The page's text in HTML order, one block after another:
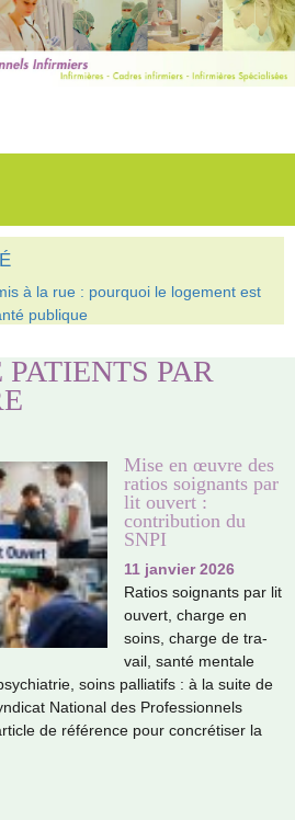
à la rue : pourquoi le logement est
publique
PAR
Mise en œuvre des
ratios soignants par
lit ouvert :
contribution du
SNPI
11 janvier 2026
Ratios soi­gnants par lit
ouvert, charge en
soins, charge de tra­
vail, santé men­tale
soins pal­lia­tifs : à la suite de
National des Professionnels
de réfé­rence pour concré­ti­ser la